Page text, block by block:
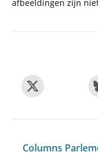
afbeeldingen zijn
Columns